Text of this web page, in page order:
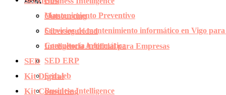
Outsourcing
Ciberseguridad
Inteligencia Artificial para Empresas
SED
Kit Digital
Kit Consulting
Mantenimiento Preventivo
Servicios de mantenimiento informático en Vigo para
Consultoría informática
SED ERP
Sedweb
Business Intelligence